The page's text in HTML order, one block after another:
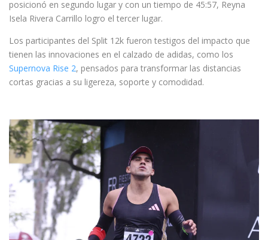
posicionó en segundo lugar y con un tiempo de 45:57, Reyna
Isela Rivera Carrillo logro el tercer lugar.
Los participantes del Split 12k fueron testigos del impacto que
tienen las innovaciones en el calzado de adidas, como los
Supernova Rise 2, pensados para transformar las distancias
cortas gracias a su ligereza, soporte y comodidad.